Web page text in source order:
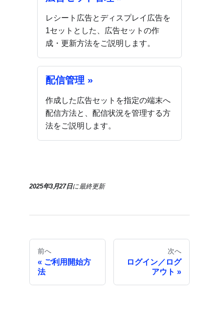
レシート広告とディスプレイ広告を
1セットとした、広告セットの作
成・更新方法をご説明します。
配信管理 »
作成した広告セットを指定の端末へ
配信方法と、配信状況を管理する方
法をご説明します。
2025年3月27日に最終更新
前へ
ご利用開始方
法
次へ
ログイン／ログ
アウト